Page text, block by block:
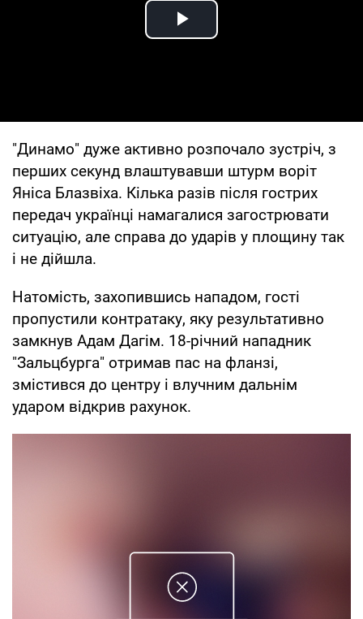
Play Video
"Динамо" дуже активно розпочало зустріч, з
перших секунд влаштувавши штурм воріт
Яніса Блазвіха. Кілька разів після гострих
передач українці намагалися загострювати
ситуацію, але справа до ударів у площину так
і не дійшла.
Натомість, захопившись нападом, гості
пропустили контратаку, яку результативно
замкнув Адам Дагім. 18-річний нападник
"Зальцбурга" отримав пас на фланзі,
змістився до центру і влучним дальнім
ударом відкрив рахунок.